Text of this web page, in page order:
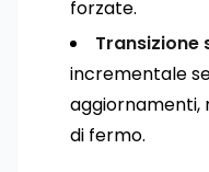
forzate.
Transizione
incrementale
aggiornamenti,
di fermo.